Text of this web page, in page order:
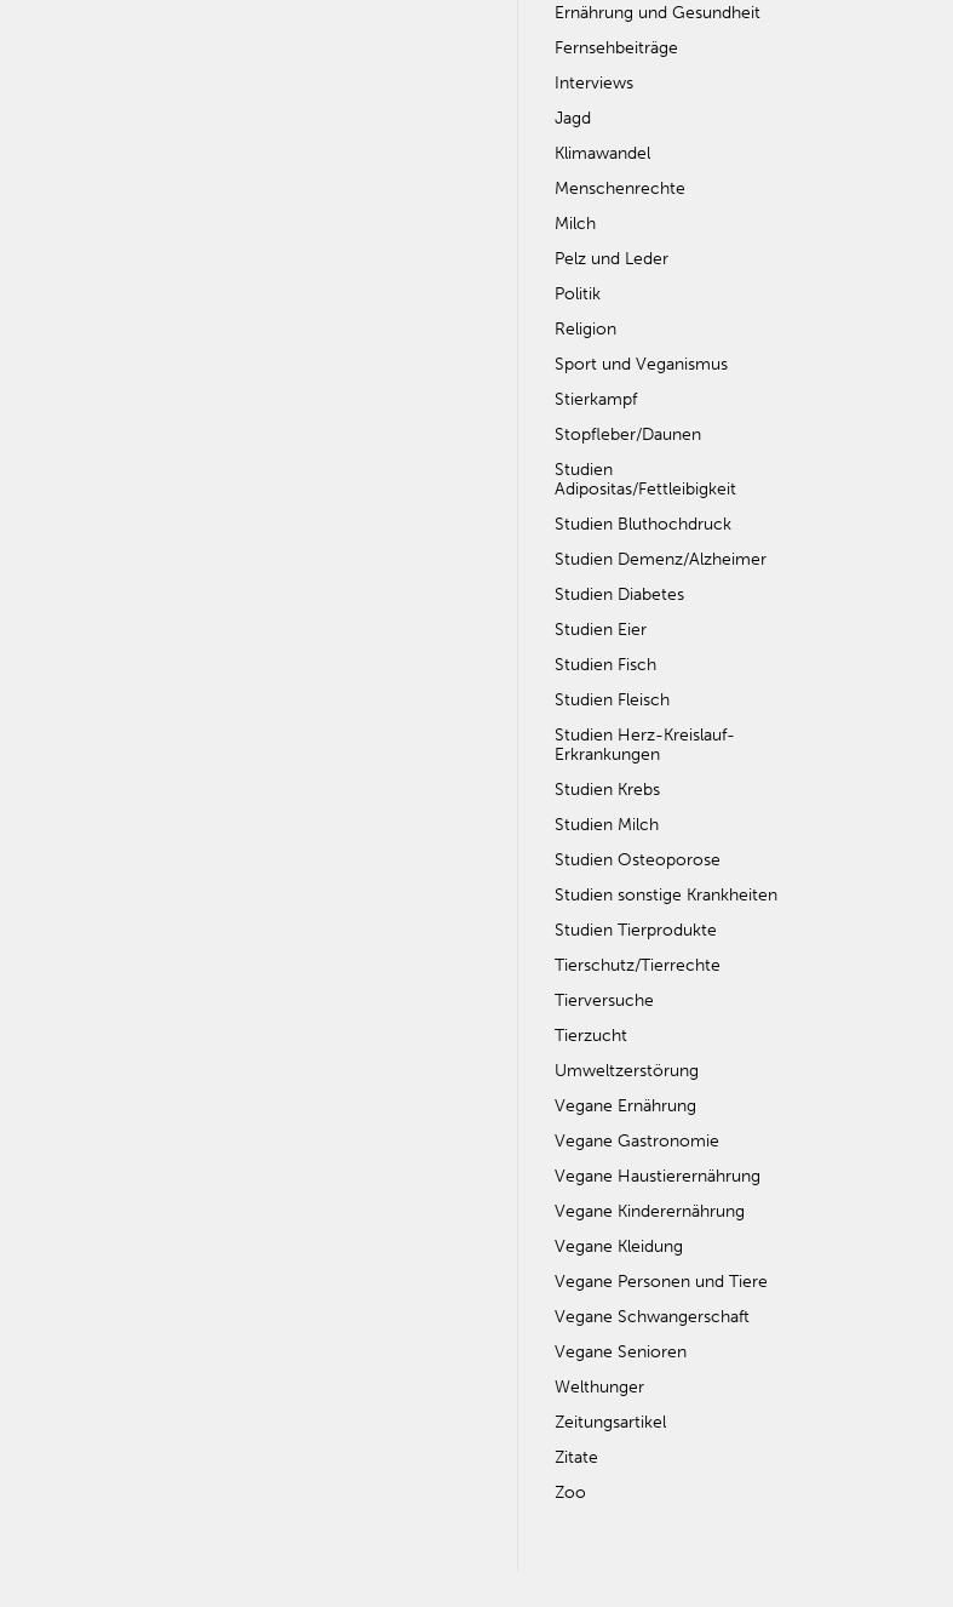
Ernährung und Gesundheit
Fernsehbeiträge
Interviews
Jagd
Klimawandel
Menschenrechte
Milch
Pelz und Leder
Politik
Religion
Sport und Veganismus
Stierkampf
Stopfleber/Daunen
Studien
Adipositas/Fettleibigkeit
Studien Bluthochdruck
Studien Demenz/Alzheimer
Studien Diabetes
Studien Eier
Studien Fisch
Studien Fleisch
Studien Herz-Kreislauf-
Erkrankungen
Studien Krebs
Studien Milch
Studien Osteoporose
Studien sonstige Krankheiten
Studien Tierprodukte
Tierschutz/Tierrechte
Tierversuche
Tierzucht
Umweltzerstörung
Vegane Ernährung
Vegane Gastronomie
Vegane Haustierernährung
Vegane Kinderernährung
Vegane Kleidung
Vegane Personen und Tiere
Vegane Schwangerschaft
Vegane Senioren
Welthunger
Zeitungsartikel
Zitate
Zoo